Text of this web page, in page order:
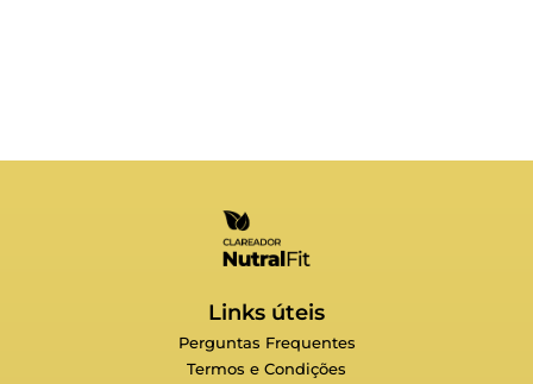
Links úteis
Perguntas Frequentes
Termos e Condições